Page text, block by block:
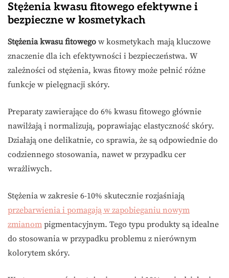
Stężenia kwasu fitowego efektywne i
bezpieczne w kosmetykach
Stężenia kwasu fitowego w kosmetykach mają kluczowe
znaczenie dla ich efektywności i bezpieczeństwa. W
zależności od stężenia, kwas fitowy może pełnić różne
funkcje w pielęgnacji skóry.
Preparaty zawierające do 6% kwasu fitowego głównie
nawilżają i normalizują, poprawiając elastyczność skóry.
Działają one delikatnie, co sprawia, że są odpowiednie do
codziennego stosowania, nawet w przypadku cer
wrażliwych.
Stężenia w zakresie 6-10% skutecznie rozjaśniają
przebarwienia i pomagają w zapobieganiu nowym
zmianom pigmentacyjnym. Tego typu produkty są idealne
do stosowania w przypadku problemu z nierównym
kolorytem skóry.